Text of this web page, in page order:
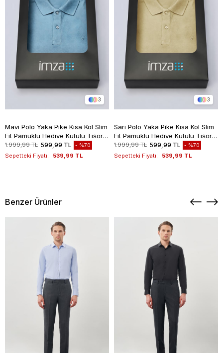
3
Mavi Polo Yaka Pike Kısa Kol Slim
Fit Pamuklu Hediye Kutulu Tişört
1011260169
1.999,99 TL 599,99 TL %70
Sepetteki Fiyatı: 539,99 TL
3
Sarı Polo Yaka Pike Kısa Kol Slim
Fit Pamuklu Hediye Kutulu Tişört
1011260169
1.999,99 TL 599,99 TL %70
Sepetteki Fiyatı: 539,99 TL
Benzer Ürünler